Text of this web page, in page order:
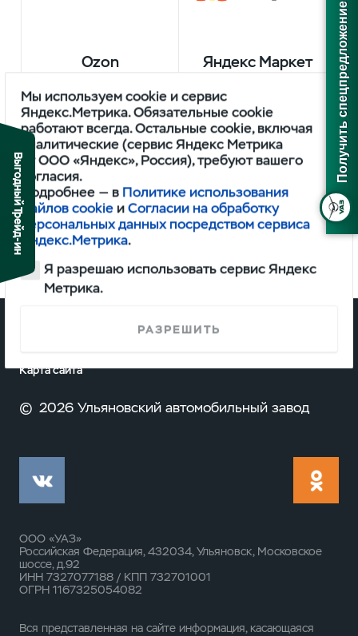
Ozon Яндекс Маркет
Wildberries
Карта сайта
© 2026 Ульяновский автомобильный завод
ООО «УАЗ»
Российская Федерация, 432034, Ульяновск, Московское
шоссе, д.92
ИНН 7327077188 / КПП 732701001
ОГРН 1167325054082
Вся представленная на сайте информация, касающаяся
Мы используем cookie и сервис
Яндекс.Метрика. Обязательные cookie
работают всегда. Остальные cookie, включая
аналитические (сервис Яндекс Метрика
от ООО «Яндекс», Россия), требуют вашего
согласия.
Подробнее — в Политике использования
файлов cookie иСогласии на обработку
персональных данных посредством сервиса
Яндекс.Метрика.
Я разрешаю использовать сервис Яндекс
Метрика.
РАЗРЕШИТЬ
Получить спецпредложение
Выгодный Трейд-ин